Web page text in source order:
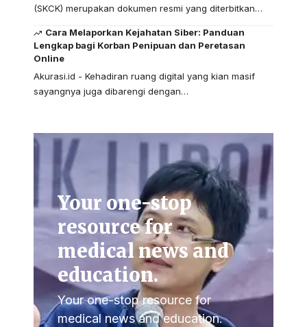
(SKCK) merupakan dokumen resmi yang diterbitkan…
Cara Melaporkan Kejahatan Siber: Panduan
Lengkap bagi Korban Penipuan dan Peretasan
Online
Akurasi.id - Kehadiran ruang digital yang kian masif
sayangnya juga dibarengi dengan…
Your one-stop
resource for
medical news and
education.
Your one-stop resource for
medical news and education.